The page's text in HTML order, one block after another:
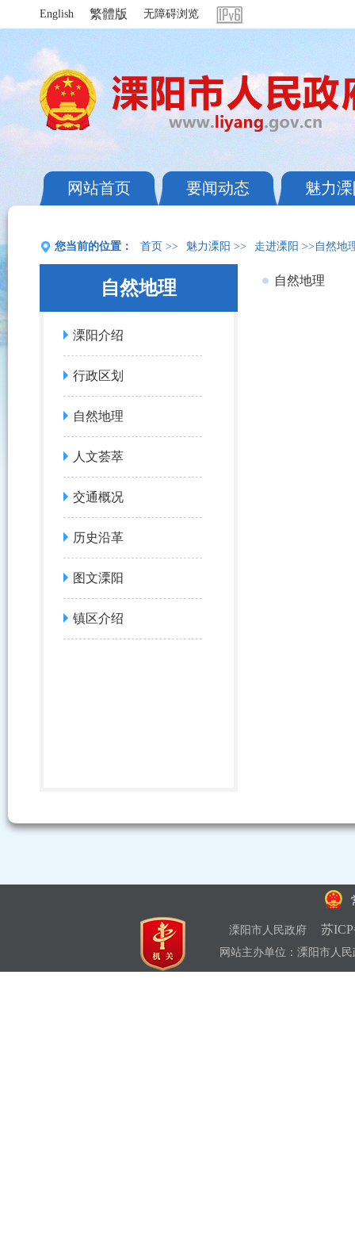
English 繁體版 无障碍浏览
网站首页 要闻动态 魅力
您当前的位置： 首页 >> 魅力溧阳 >> 走进溧阳 >>自然地
自然地理
溧阳介绍
行政区划
自然地理
人文荟萃
交通概况
历史沿革
图文溧阳
镇区介绍
自然地理
溧阳市人民政府 苏
网站主办单位：溧阳市人